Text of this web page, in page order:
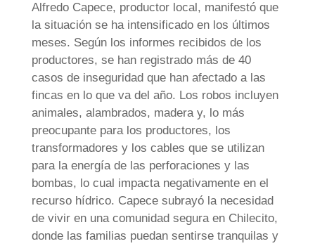
Alfredo Capece, productor local, manifestó que
la situación se ha intensificado en los últimos
meses. Según los informes recibidos de los
productores, se han registrado más de 40
casos de inseguridad que han afectado a las
fincas en lo que va del año. Los robos incluyen
animales, alambrados, madera y, lo más
preocupante para los productores, los
transformadores y los cables que se utilizan
para la energía de las perforaciones y las
bombas, lo cual impacta negativamente en el
recurso hídrico. Capece subrayó la necesidad
de vivir en una comunidad segura en Chilecito,
donde las familias puedan sentirse tranquilas y